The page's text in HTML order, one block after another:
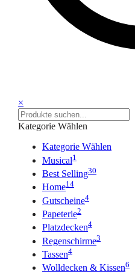
×
Kategorie Wählen
Kategorie Wählen
Musical1
Best Selling30
Home14
Gutscheine4
Papeterie2
Platzdecken4
Regenschirme3
Tassen4
Wolldecken & Kissen6